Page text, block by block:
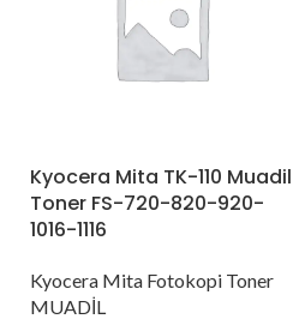
Kyocera Mita TK-110 Muadil
Toner FS-720-820-920-
1016-1116
Kyocera Mita Fotokopi Toner
MUADİL